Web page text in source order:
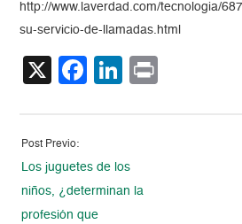
http://www.laverdad.com/tecnologia/
su-servicio-de-llamadas.html
X Facebook
LinkedIn
Post Previo:
Los juguetes de los
niños, ¿determinan la
profesión que